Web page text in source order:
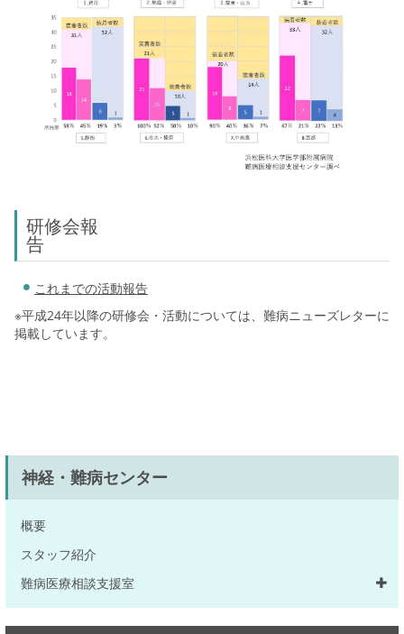
研修会報
告
これまでの活動報告
※平成24年以降の研修会・活動については、難病ニューズレターに
掲載しています。
神経・難病センター
概要
スタッフ紹介
難病医療相談支援室